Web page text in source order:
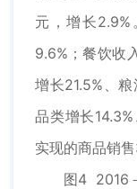
元，增长
9.6%；餐饮收
增长21.5%、
品类增长
实现的商品销售
图4 2016－